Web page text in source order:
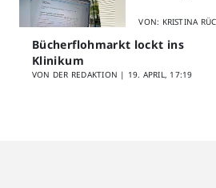
VON: KRISTINA
Bücherflohmarkt lockt ins
Klinikum
VON DER REDAKTION | 19. APRIL, 17:19